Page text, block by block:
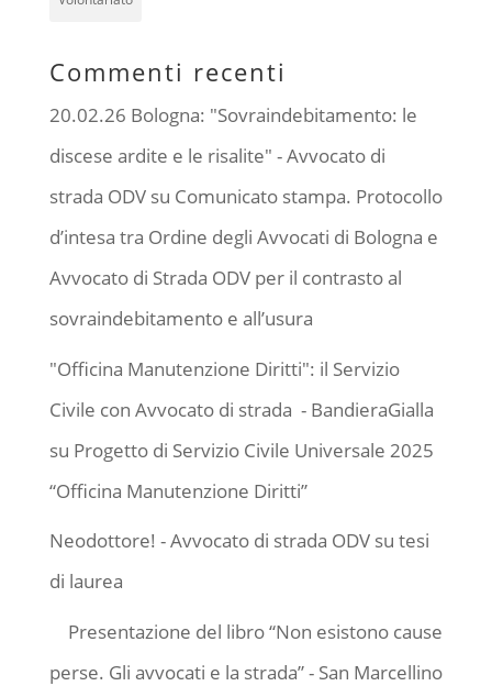
Commenti recenti
20.02.26 Bologna: "Sovraindebitamento: le
discese ardite e le risalite" - Avvocato di
strada ODVsu Comunicato stampa. Protocollo
d’intesa tra Ordine degli Avvocati di Bologna e
Avvocato di Strada ODV per il contrasto al
sovraindebitamento e all’usura
"Officina Manutenzione Diritti": il Servizio
Civile con Avvocato di strada - BandieraGialla
su Progetto di Servizio Civile Universale 2025
“Officina Manutenzione Diritti”
Neodottore! - Avvocato di strada ODVsu tesi
di laurea
Presentazione del libro “Non esistono cause
perse. Gli avvocati e la strada” - San Marcellino